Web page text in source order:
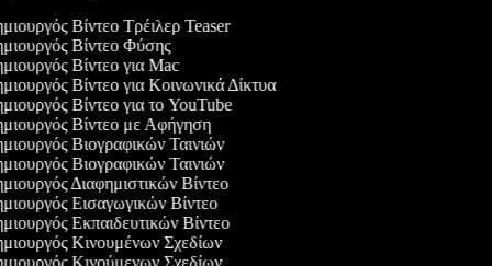
Βίντεο Τρέιλερ Teaser
Βίντεο Φύσης
Βίντεο για Mac
Βίντεο για Κοινωνικά Δίκτυα
Βίντεο για το YouTube
Βίντεο με Αφήγηση
Βιογραφικών Ταινιών
Βιογραφικών Ταινιών
Διαφημιστικών Βίντεο
Εισαγωγικών Βίντεο
Εκπαιδευτικών Βίντεο
Κινουμένων Σχεδίων